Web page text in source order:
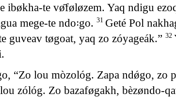
ibøkha-te vø̄føløzem. Yaq ndigu
mege-te ndo꞉go. 31 Geté Pol
guveav tøgoat, yaq zo zóyageák.” 32
“Zo lou mòzológ. Zapa ndǿgo, zo
zólóg. Zo bazaføgakh, bèzøndo-